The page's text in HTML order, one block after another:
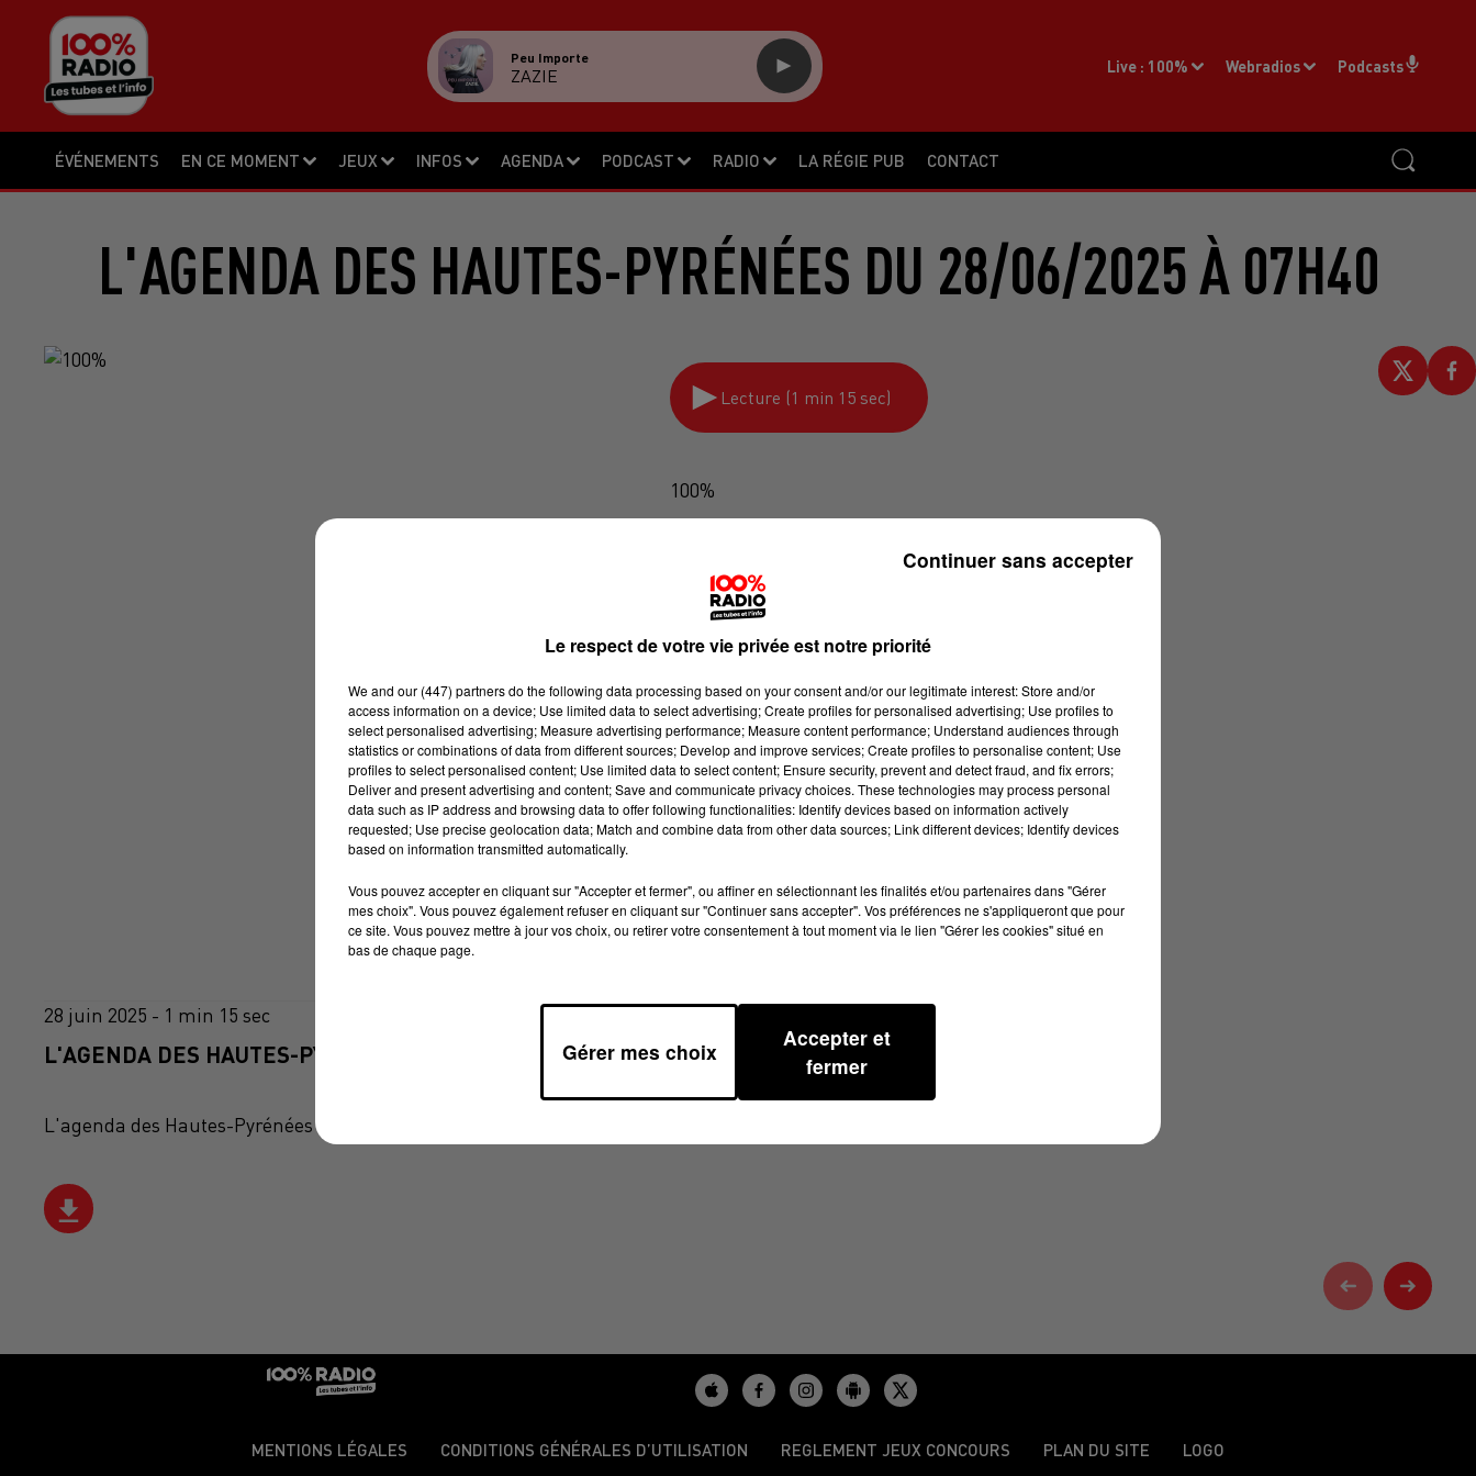
ÉVÉNEMENTS EN CE MOMENT JEUX INFOS AGENDA PODCAST RADIO LA RÉGIE PUB CONTACT
Live : 100% Webradios Podcasts
Peu Importe
ZAZIE
L'AGENDA DES HAUTES-PYRÉNÉES DU 28/06/2025 À 07H40
Lecture (1 min 15 sec)
100%
28 juin 2025 - 1 min 15 sec
L'AGENDA DES HAUTES-PYRÉNÉES DU 28/06/2025 À 07H40
L'agenda des Hautes-Pyrénées
MENTIONS LÉGALES CONDITIONS GÉNÉRALES D’UTILISATION REGLEMENT JEUX CONCOURS PLAN DU SITE LOGO
Le respect de votre vie privée est notre priorité
We and our (447) partnersdo the following data processing based on your consent and/or our legitimate interest: Store and/or
access information on a device; Use limited data to select advertising; Create profiles for personalised advertising; Use profiles to
select personalised advertising; Measure advertising performance; Measure content performance; Understand audiences through
statistics or combinations of data from different sources; Develop and improve services; Create profiles to personalise content; Use
profiles to select personalised content; Use limited data to select content; Ensure security, prevent and detect fraud, and fix errors;
Deliver and present advertising and content; Save and communicate privacy choices. These technologies may process personal
data such as IP address and browsing data to offer following functionalities: Identify devices based on information actively
requested; Use precise geolocation data; Match and combine data from other data sources; Link different devices; Identify devices
based on information transmitted automatically.
Vous pouvez accepter en cliquant sur "Accepter et fermer", ou affiner en sélectionnant les finalités et/ou partenaires dans "Gérer
mes choix". Vous pouvez également refuser en cliquant sur "Continuer sans accepter". Vos préférences ne s'appliqueront que pour
ce site. Vous pouvez mettre à jour vos choix, ou retirer votre consentement à tout moment via le lien "Gérer les cookies" situé en
bas de chaque page.
Gérer mes choix
Accepter et
fermer
Continuer sans accepter